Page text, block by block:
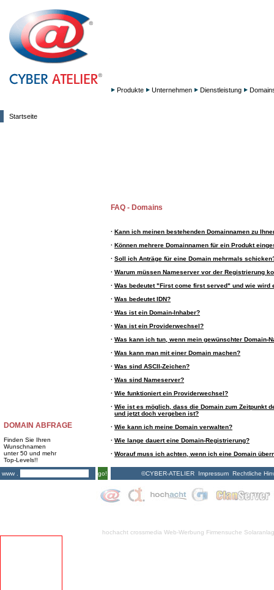
Startseite
DOMAIN ABFRAGE
Finden Sie Ihren
Wunschnamen
unter 50 und mehr
Top-Levels!!
www .
go!
Produkte Unternehmen Dienstleistung
FAQ - Domains
· Kann ich meinen bestehenden Domainnamen zu
· Können mehrere Domainnamen für ein Produkt
· Soll ich Anträge für eine Domain mehrmals
· Warum müssen Nameserver vor der Registrierung
· Was bedeutet "First come first served" und wie wird
· Was bedeutet IDN?
· Was ist ein Domain-Inhaber?
· Was ist ein Providerwechsel?
· Was kann ich tun, wenn mein gewünschter Domain-
· Was kann man mit einer Domain machen?
· Was sind ASCII-Zeichen?
· Was sind Nameserver?
· Wie funktioniert ein Providerwechsel?
· Wie ist es möglich, dass die Domain zum Zeitpunkt
und jetzt doch vergeben ist?
· Wie kann ich meine Domain verwalten?
· Wie lange dauert eine Domain-Registrierung?
· Worauf muss ich achten, wenn ich eine Domain
©CYBER-ATELIER Impressum Rechtliche
hochacht crossmedia Web-Werbung Firmensuche